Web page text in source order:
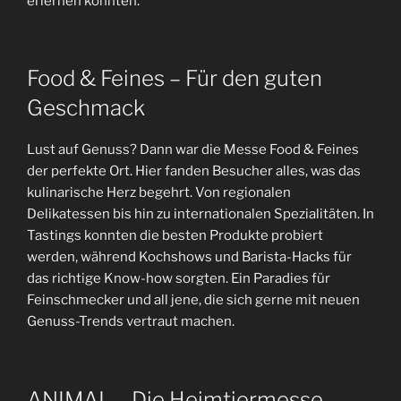
Food & Feines – Für den guten
Geschmack
Lust auf Genuss? Dann war die Messe Food & Feines
der perfekte Ort. Hier fanden Besucher alles, was das
kulinarische Herz begehrt. Von regionalen
Delikatessen bis hin zu internationalen Spezialitäten. In
Tastings konnten die besten Produkte probiert
werden, während Kochshows und Barista-Hacks für
das richtige Know-how sorgten. Ein Paradies für
Feinschmecker und all jene, die sich gerne mit neuen
Genuss-Trends vertraut machen.